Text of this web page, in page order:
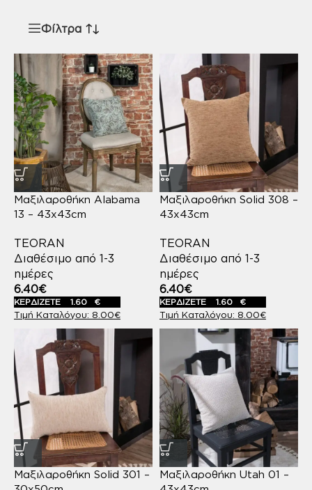
Φίλτρα
Μαξιλαροθήκη Alabama
13 – 43x43cm
TEORAN
Διαθέσιμο από 1-3
ημέρες
8.00€
6.40€
ΚΕΡΔΙΖΕΤΕ 1.60 €
Μαξιλαροθήκη Solid 308 –
43x43cm
TEORAN
Διαθέσιμο από 1-3
ημέρες
8.00€
6.40€
ΚΕΡΔΙΖΕΤΕ 1.60 €
Μαξιλαροθήκη Solid 301 –
Μαξιλαροθήκη Utah 01 –